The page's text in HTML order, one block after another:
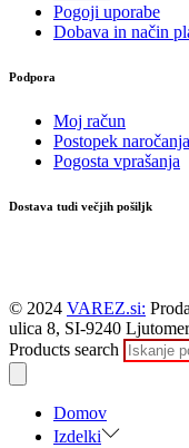
Pogoji uporabe
Dobava in način
Podpora
Moj račun
Postopek naročanja
Pogosta vprašanja
Dostava tudi večjih pošiljk
© 2024 VAREZ.si:
ulica 8, SI-9240 Ljutomer
Products search
Domov
Izdelki